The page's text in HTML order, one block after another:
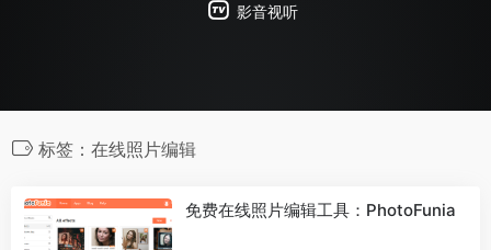
影音视听
标签：在线照片编辑
免费在线照片编辑工具：PhotoFunia